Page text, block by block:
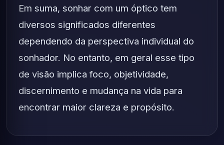
Em suma, sonhar com um óptico tem
diversos significados diferentes
dependendo da perspectiva individual do
sonhador. No entanto, em geral esse tipo
de visão implica foco, objetividade,
discernimento e mudança na vida para
encontrar maior clareza e propósito.